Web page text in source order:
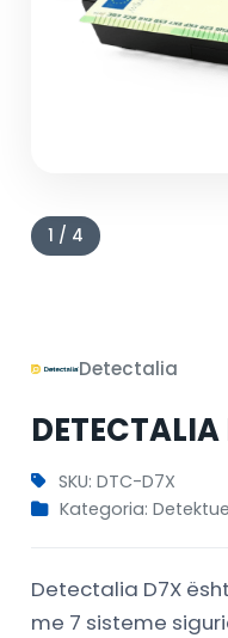
1 / 4
Detectalia
SKU: DTC-D7X
Kategoria:
Detectalia D7X
me 7 sisteme